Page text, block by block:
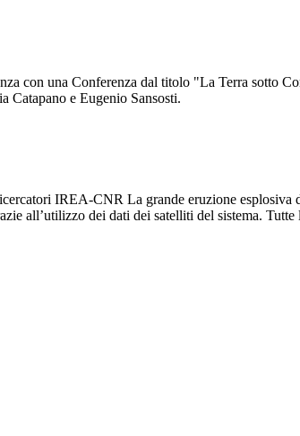
con una Conferenza dal titolo "La Terra sotto
Catapano e Eugenio Sansosti.
IREA-CNR La grande eruzione
all’utilizzo dei dati dei satelliti del sistema.